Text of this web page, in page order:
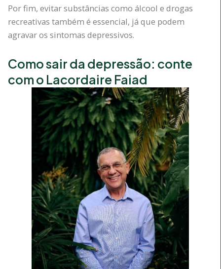
Por fim, evitar substâncias como álcool e drogas
recreativas também é essencial, já que podem
agravar os sintomas depressivos.
Como sair da depressão: conte
com o Lacordaire Faiad